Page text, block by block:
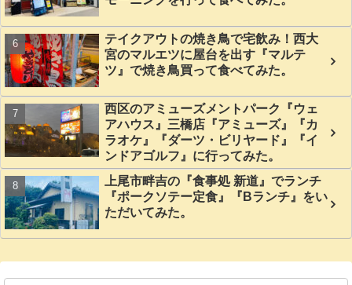
テイクアウトの焼き鳥で宅飲み！西大
宮のマルエツに屋台を出す『マルテ
ツ』で焼き鳥買って食べてみた。
西区のアミューズメントパーク『ウェ
アハウス』三橋店『アミューズ』『カ
ラオケ』『ダーツ・ビリヤード』『イ
ンドアゴルフ』に行ってみた。
上尾市畔吉の『食事処 新道』でランチ
『ポークソテー定食』『Bランチ』をい
ただいてみた。